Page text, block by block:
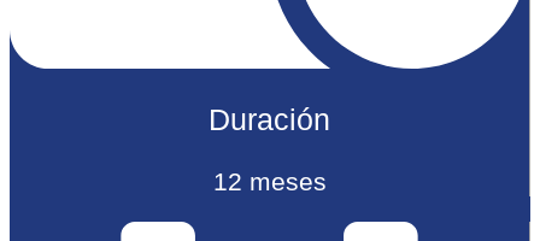
Duración
12 meses